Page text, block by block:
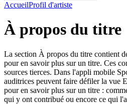
AccueilProfil d'artiste
À propos du titre
La section À propos du titre contient
pour en savoir plus sur un titre. Ces
sources tierces. Dans l'appli mobile
auditrices peuvent faire défiler la vue
pour en savoir plus sur un titre :
qui y ont contribué ou encore ce qui